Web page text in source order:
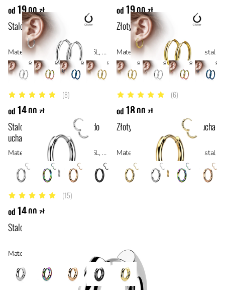
od 19,00 zł
Stalowy clicker do ucha
Materiał: stal chirurgiczna 316L, stal
od 19,00 zł
Złoty clicker do ucha
Materiał: stal z powłoką PVD, stal
5 z 5 gwiazdek (8)
od 14,00 zł
Stalowy cienki mini clicker do
ucha
Materiał: stal chirurgiczna 316L, stal
5 z 5 gwiazdek (6)
od 18,00 zł
Złoty cienki mini clicker do ucha
Materiał: stal z powłoką PVD, stal
5 z 5 gwiazdek (15)
od 14,00 zł
Stalowy gruby mini clicker do ucha
Materiał: stal chirurgiczna 316L, stal